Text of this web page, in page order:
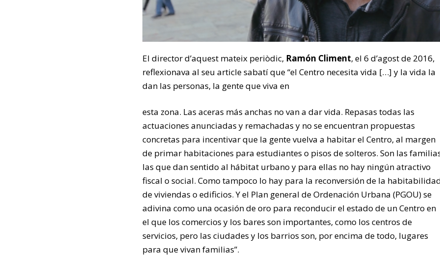
El director d’aquest mateix periòdic, Ramón Climent, el 6 d’agost de 2016,
reflexionava al seu article sabatí que “el Centro necesita vida […] y la vida la
dan las personas, la gente que viva en
esta zona. Las aceras más anchas no van a dar vida. Repasas todas las
actuaciones anunciadas y remachadas y no se encuentran propuestas
concretas para incentivar que la gente vuelva a habitar el Centro, al margen
de primar habitaciones para estudiantes o pisos de solteros. Son las
las que dan sentido al hábitat urbano y para ellas no hay ningún atractivo
fiscal o social. Como tampoco lo hay para la reconversión de la
de viviendas o edificios. Y el Plan general de Ordenación Urbana (PGOU) se
adivina como una ocasión de oro para reconducir el estado de un Centro en
el que los comercios y los bares son importantes, como los centros de
servicios, pero las ciudades y los barrios son, por encima de todo, lugares
para que vivan familias”.